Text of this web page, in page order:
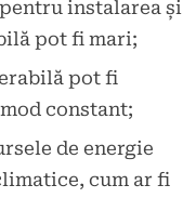
instalarea și
pot fi mari;
pot fi
constant;
de energie
cum ar fi